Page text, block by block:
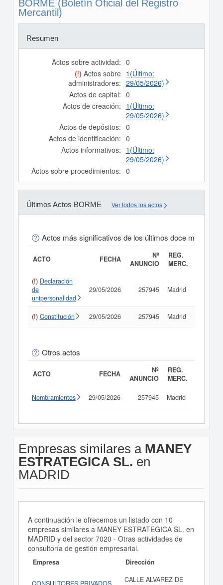
BORME (Boletín Oficial del Registro
Mercantil)
Resumen
Actos sobre actividad: 0
(!) Actos sobre
administradores:
1(Último:
29/05/2026)
Actos de capital: 0
Actos de creación: 1(Último:
29/05/2026)
Actos de depósitos: 0
Actos de identificación: 0
Actos informativos: 1(Último:
29/05/2026)
Actos sobre procedimientos: 0
Últimos Actos BORME Ver todos los actos
Actos más significativos de los últimos doce meses
ACTO FECHA
Nº
ANUNCIO
REG.
MERC.
(!) Declaración
de
unipersonalidad
29/05/2026 257945 Madrid
(!) Constitución 29/05/2026 257945 Madrid
Otros actos
ACTO FECHA
Nº
ANUNCIO
REG.
MERC.
Nombramientos 29/05/2026 257945 Madrid
Empresas similares a MANEY
ESTRATEGICA SL. en
MADRID
A continuación le ofrecemos un listado con 10
empresas similares a MANEY ESTRATEGICA SL. en
MADRID y del sector 7020 - Otras actividades de
consultoría de gestión empresarial.
Empresa Dirección
CALLE ALVAREZ DE